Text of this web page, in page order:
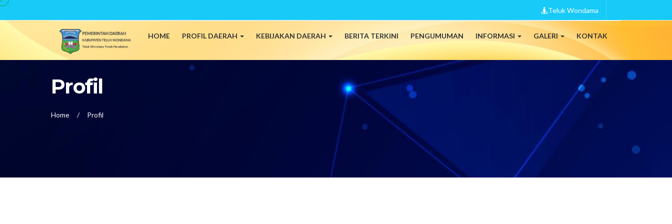
Teluk Wondama
HOME PROFIL DAERAH KEBIJAKAN DAERAH BERITA TERKINI PENGUMUMAN INFORMASI GALERI KONTAK
Profil
Home Profil